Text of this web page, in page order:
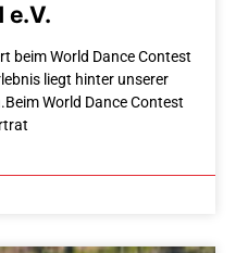
e.V.
beim World Dance Contest
liegt hinter unserer
World Dance Contest